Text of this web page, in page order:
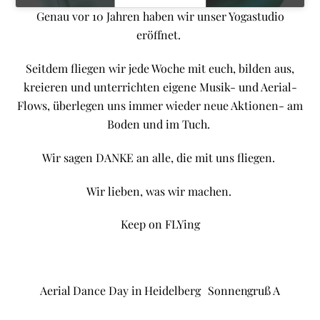
Genau vor 10 Jahren haben wir unser Yogastudio
eröffnet.
Seitdem fliegen wir jede Woche mit euch, bilden aus,
kreieren und unterrichten eigene Musik- und Aerial-
Flows, überlegen uns immer wieder neue Aktionen- am
Boden und im Tuch.
Wir sagen DANKE an alle, die mit uns fliegen.
Wir lieben, was wir machen.
Keep on FLYing
Aerial Dance Day in Heidelberg Sonnengruß A